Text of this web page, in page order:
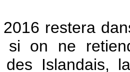
2016 restera
si on ne
Islandais,